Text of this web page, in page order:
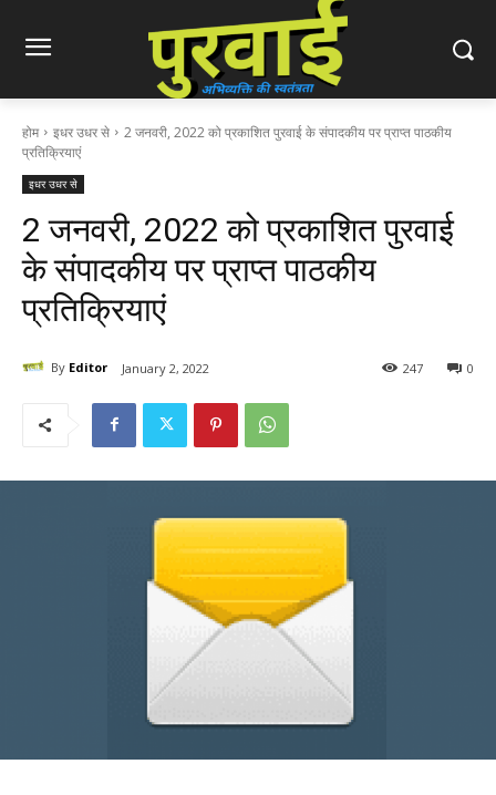
होम इधर उधर से
2 जनवरी, 2022 को प्रकाशित पुरवाई के संपादकीय पर प्राप्त पाठकीय
प्रतिक्रियाएं
इधर उधर से
2 जनवरी, 2022 को प्रकाशित पुरवाई
के संपादकीय पर प्राप्त पाठकीय
प्रतिक्रियाएं
By Editor January 2, 2022 0
247